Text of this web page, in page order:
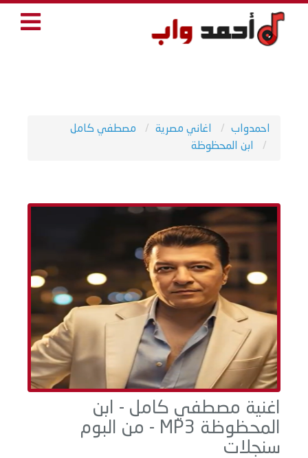
احمدواب اغاني مصرية
مصطفي كامل
ابن المحظوظة
اغنية مصطفي كامل - ابن
المحظوظة MP3 - من البوم
سنجلات